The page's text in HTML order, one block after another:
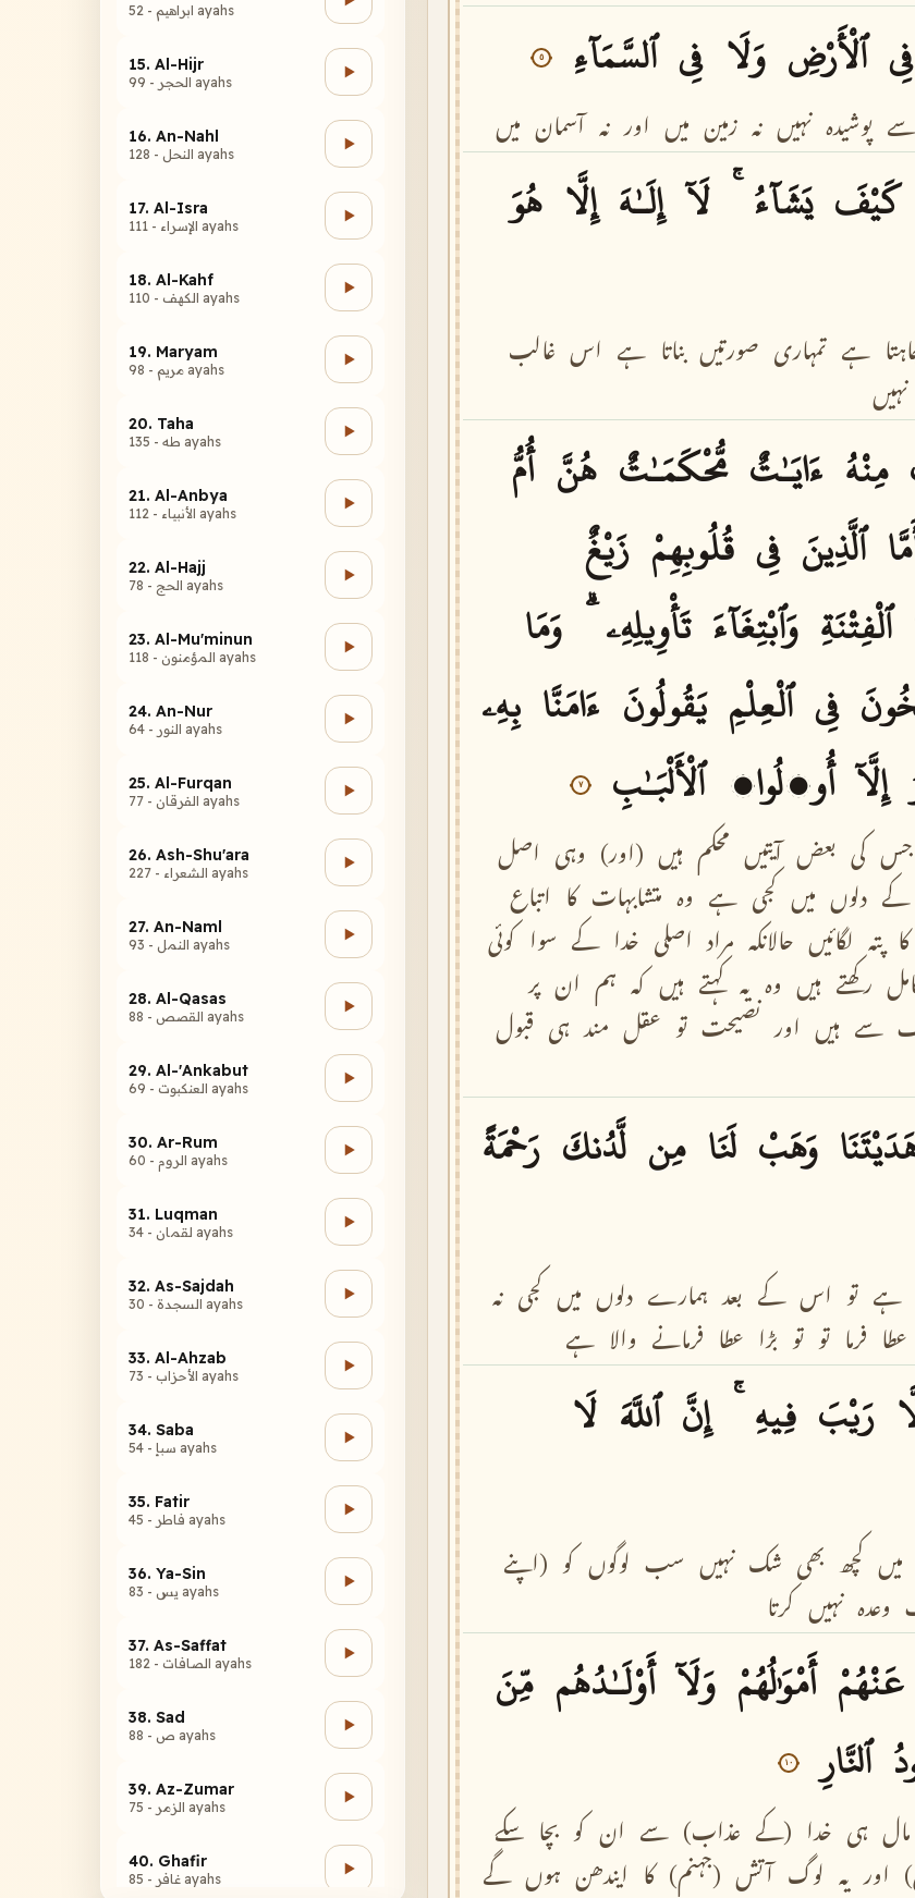
ابراهيم - 52 ayahs
15. Al-Hijr
الحجر - 99 ayahs
16. An-Nahl
النحل - 128 ayahs
17. Al-Isra
الإسراء - 111 ayahs
18. Al-Kahf
الكهف - 110 ayahs
19. Maryam
مريم - 98 ayahs
20. Taha
طه - 135 ayahs
21. Al-Anbya
الأنبياء - 112 ayahs
22. Al-Hajj
الحج - 78 ayahs
23. Al-Mu'minun
المؤمنون - 118 ayahs
24. An-Nur
النور - 64 ayahs
25. Al-Furqan
الفرقان - 77 ayahs
26. Ash-Shu'ara
الشعراء - 227 ayahs
27. An-Naml
النمل - 93 ayahs
28. Al-Qasas
القصص - 88 ayahs
29. Al-'Ankabut
العنكبوت - 69 ayahs
30. Ar-Rum
الروم - 60 ayahs
31. Luqman
لقمان - 34 ayahs
32. As-Sajdah
السجدة - 30 ayahs
33. Al-Ahzab
الأحزاب - 73 ayahs
34. Saba
سبإ - 54 ayahs
35. Fatir
فاطر - 45 ayahs
36. Ya-Sin
يس - 83 ayahs
37. As-Saffat
الصافات - 182 ayahs
38. Sad
ص - 88 ayahs
39. Az-Zumar
الزمر - 75 ayahs
40. Ghafir
غافر - 85 ayahs
فِى ٱلْأَرْضِ وَلَا فِى ٱلسَّمَآءِ ٥
سے پوشیدہ نہیں نہ زمین میں اور نہ آسمان میں
كَيْفَ يَشَآءُ لَآ إِلَـٰهَ إِلَّا هُوَ
ہے تمہاری صورتیں بناتا ہے اس غالب
نہیں
مِنْهُ ءَايَـٰتٌ مُّحْكَمَـٰتٌ هُنَّ أُمُّ
ٱلَّذِينَ فِى قُلُوبِهِمْ زَيْغٌ
ٱلْفِتْنَةِ وَٱبْتِغَآءَ تَأْوِيلِهِۦ
وَمَا
فِى ٱلْعِلْمِ يَقُولُونَ ءَامَنَّا بِهِۦ
إِلَّآ أُو۟لُوا۟ ٱلْأَلْبَـٰبِ ٧
جس کی بعض آیتیں محکم ہیں (اور) وہی اصل
کے دلوں میں کجی ہے وہ متشابہات کا اتباع
کا پتہ لگائیں حالانکہ مراد اصلی خدا کے سوا کوئی
رکھتے ہیں وہ یہ کہتے ہیں کہ ہم ان پر
سے ہیں اور نصیحت تو عقل مند ہی قبول
وَهَبْ لَنَا مِن لَّدُنكَ رَحْمَةً
ہے تو اس کے بعد ہمارے دلوں میں کجی نہ
عطا فرما تو تو بڑا عطا فرمانے والا ہے
رَيْبَ فِيهِ إِنَّ ٱللَّهَ لَا
میں کچھ بھی شک نہیں سب لوگوں کو (اپنے
وعدہ نہیں کرتا
عَنْهُمْ أَمْوَٰلُهُمْ وَلَآ أَوْلَـٰدُهُم مِّنَ
ٱلنَّارِ ١٠
مال ہی خدا (کے عذاب) سے ان کو بچا سکے
اور یہ لوگ آتش (جہنم) کا ایندھن ہوں گے